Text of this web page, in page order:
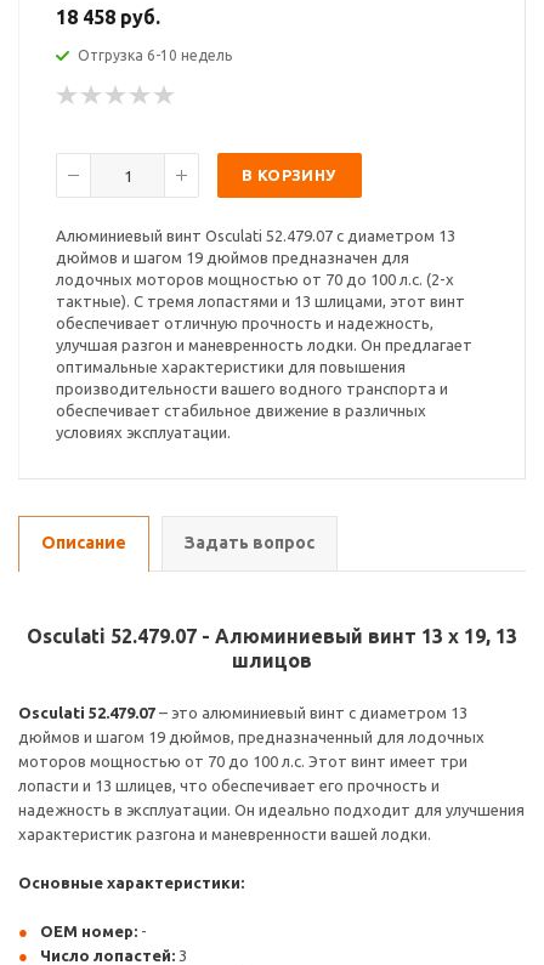
18 458 руб.
Отгрузка 6-10 недель
В КОРЗИНУ
Алюминиевый винт Osculati 52.479.07 с диаметром 13
дюймов и шагом 19 дюймов предназначен для
лодочных моторов мощностью от 70 до 100 л.с. (2-х
тактные). С тремя лопастями и 13 шлицами, этот винт
обеспечивает отличную прочность и надежность,
улучшая разгон и маневренность лодки. Он предлагает
оптимальные характеристики для повышения
производительности вашего водного транспорта и
обеспечивает стабильное движение в различных
условиях эксплуатации.
Описание Задать вопрос
Osculati 52.479.07 - Алюминиевый винт 13 x 19, 13
шлицов
Osculati 52.479.07 – это алюминиевый винт с диаметром 13
дюймов и шагом 19 дюймов, предназначенный для лодочных
моторов мощностью от 70 до 100 л.с. Этот винт имеет три
лопасти и 13 шлицев, что обеспечивает его прочность и
надежность в эксплуатации. Он идеально подходит для улучшения
характеристик разгона и маневренности вашей лодки.
Основные характеристики:
OEM номер: -
Число лопастей: 3